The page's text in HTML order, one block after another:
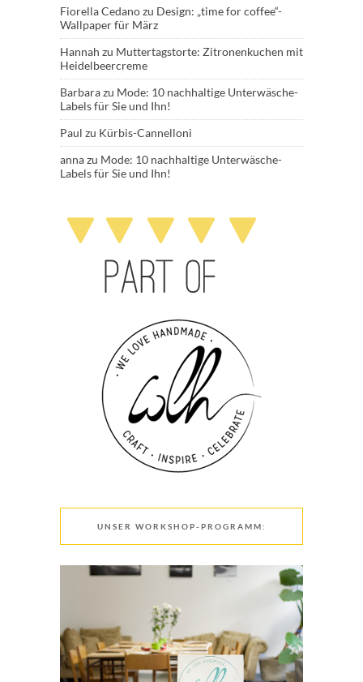
Fiorella Cedanozu Design: „time for coffee“-
Wallpaper für März
Hannah zu Muttertagstorte: Zitronenkuchen mit
Heidelbeercreme
Barbarazu Mode: 10 nachhaltige Unterwäsche-
Labels für Sie und Ihn!
Paul zu Kürbis-Cannelloni
annazu Mode: 10 nachhaltige Unterwäsche-
Labels für Sie und Ihn!
UNSER WORKSHOP-PROGRAMM: